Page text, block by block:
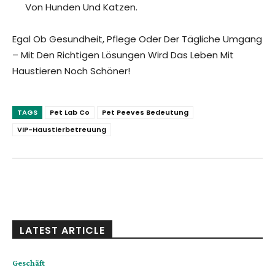
Von Hunden Und Katzen.
Egal Ob Gesundheit, Pflege Oder Der Tägliche Umgang
– Mit Den Richtigen Lösungen Wird Das Leben Mit
Haustieren Noch Schöner!
TAGS Pet Lab Co
Pet Peeves Bedeutung
VIP-Haustierbetreuung
LATEST ARTICLE
Geschäft